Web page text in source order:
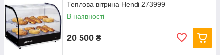
Теплова вітрина Hendi 273999
В наявності
20 500 ₴